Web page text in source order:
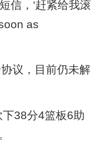
信，‘赶紧给我滚
as
议，目前仍未解
38分4篮板6助